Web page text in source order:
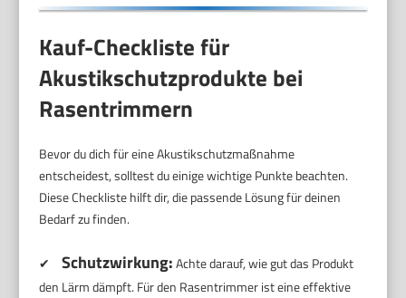
Kauf-Checkliste für
Akustikschutzprodukte bei
Rasentrimmern
Bevor du dich für eine Akustikschutzmaßnahme
entscheidest, solltest du einige wichtige Punkte beachten.
Diese Checkliste hilft dir, die passende Lösung für deinen
Bedarf zu finden.
✔ Schutzwirkung:Achte darauf, wie gut das Produkt
den Lärm dämpft. Für den Rasentrimmer ist eine effektive